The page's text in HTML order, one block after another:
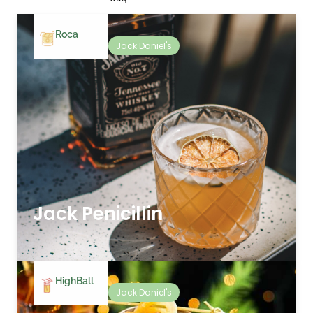
Roca
Jack Daniel's
Jack Penicillin
HighBall
Jack Daniel's